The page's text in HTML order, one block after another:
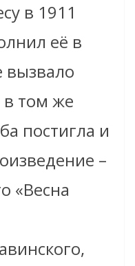
в 1911
её в
вызвало
в том же
постигла и
–
«Весна